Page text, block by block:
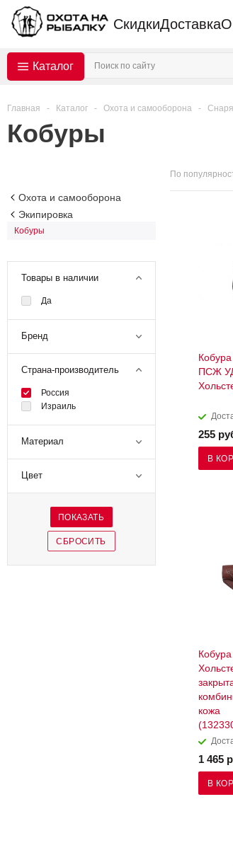
СкидкиДоставкаО
Каталог
Главная - Каталог - Охота и самооборона -
Кобуры
Охота и самооборона
Экипировка
Кобуры
Товары в наличии
Да
Бренд
Страна-производитель
Россия
Израиль
Материал
Цвет
По
ПСЖ
255
В
кожа
1 465
В